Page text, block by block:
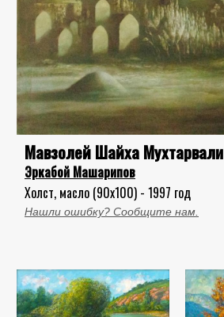
Мавзолей Шайха Мухтарвали
Эркабой Машарипов
Холст, масло (90x100) - 1997 год
Нашли ошибку? Сообщите нам.